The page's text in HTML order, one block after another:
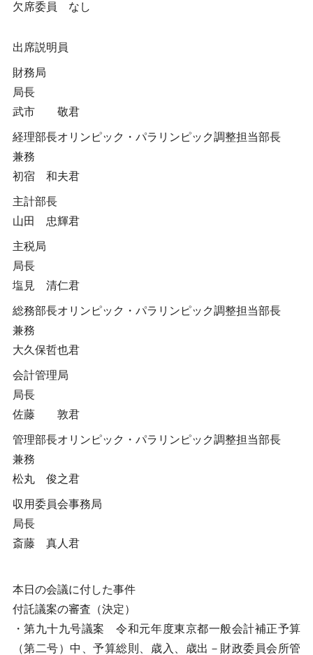
欠席委員 なし
出席説明員
財務局
局長
武市 敬君
経理部長オリンピック・パラリンピック調整担当部長
兼務
初宿 和夫君
主計部長
山田 忠輝君
主税局
局長
塩見 清仁君
総務部長オリンピック・パラリンピック調整担当部長
兼務
大久保哲也君
会計管理局
局長
佐藤 敦君
管理部長オリンピック・パラリンピック調整担当部長
兼務
松丸 俊之君
収用委員会事務局
局長
斎藤 真人君
本日の会議に付した事件
付託議案の審査（決定）
・第九十九号議案 令和元年度東京都一般会計補正予算
（第二号）中、予算総則、歳入、歳出－財政委員会所管